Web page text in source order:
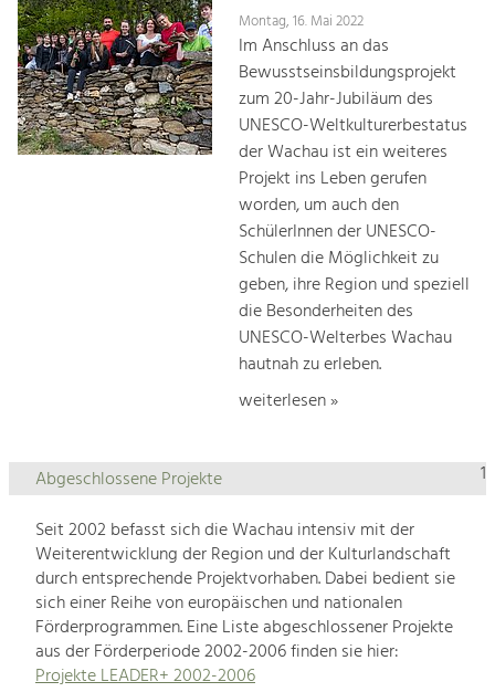
Montag, 16. Mai 2022
Im Anschluss an das
Bewusstseinsbildungsprojekt
zum 20-Jahr-Jubiläum des
UNESCO-Weltkulturerbestatus
der Wachau ist ein weiteres
Projekt ins Leben gerufen
worden, um auch den
SchülerInnen der UNESCO-
Schulen die Möglichkeit zu
geben, ihre Region und speziell
die Besonderheiten des
UNESCO-Welterbes Wachau
hautnah zu erleben.
weiterlesen »
1
Abgeschlossene Projekte
Seit 2002 befasst sich die Wachau intensiv mit der
Weiterentwicklung der Region und der Kulturlandschaft
durch entsprechende Projektvorhaben. Dabei bedient sie
sich einer Reihe von europäischen und nationalen
Förderprogrammen. Eine Liste abgeschlossener Projekte
aus der Förderperiode 2002-2006 finden sie hier:
Projekte LEADER+ 2002-2006